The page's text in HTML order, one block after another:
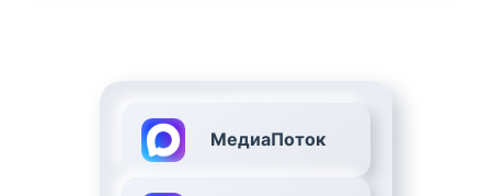
МедиаПоток